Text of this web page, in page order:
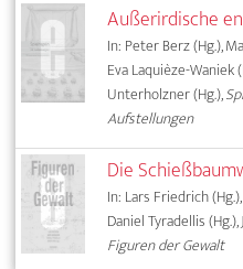
Außerirdische
In: Peter Berz (Hg.),
Eva Laquièze-Waniek
Unterholzner (Hg.),
Aufstellungen
Die
In: Lars Friedrich
Daniel Tyradellis (Hg.),
Figuren der Gewalt